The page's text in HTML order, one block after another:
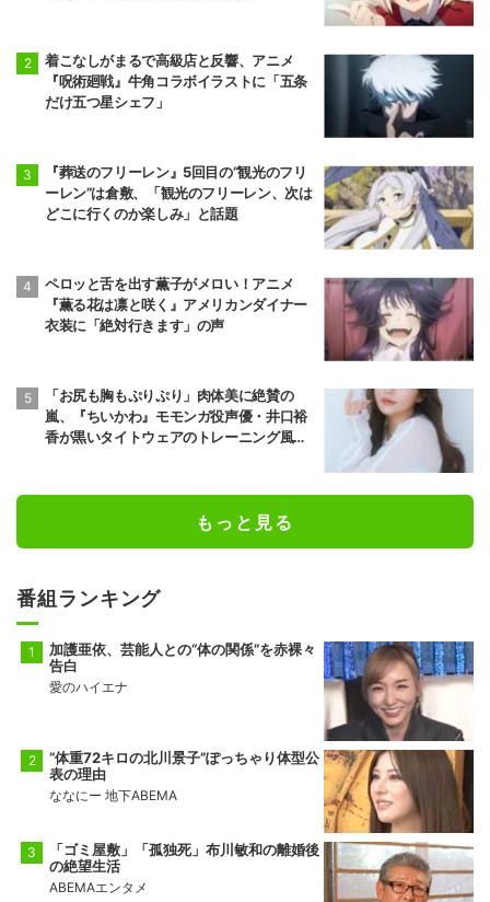
着こなしがまるで高級店と反響、アニメ
『呪術廻戦』牛角コラボイラストに「五条
だけ五つ星シェフ」
『葬送のフリーレン』5回目の“観光のフリ
ーレン”は倉敷、「観光のフリーレン、次は
どこに行くのか楽しみ」と話題
ペロッと舌を出す薫子がメロい！アニメ
『薫る花は凛と咲く』アメリカンダイナー
衣装に「絶対行きます」の声
「お尻も胸もぷりぷり」肉体美に絶賛の
嵐、『ちいかわ』モモンガ役声優・井口裕
香が黒いタイトウェアのトレーニング風景
もっと見る
番組ランキング
加護亜依、芸能人との“体の関係”を赤裸々
告白
愛のハイエナ
“体重72キロの北川景子”ぽっちゃり体型公
表の理由
ななにー 地下ABEMA
「ゴミ屋敷」「孤独死」布川敏和の離婚後
の絶望生活
ABEMAエンタメ